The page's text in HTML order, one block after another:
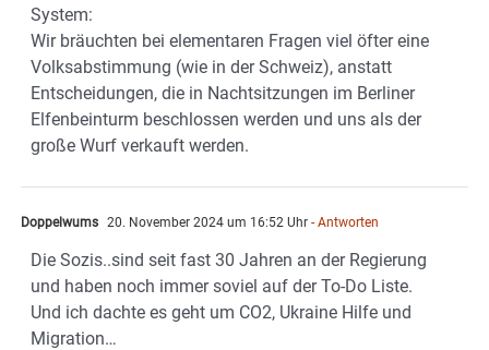
System:
Wir bräuchten bei elementaren Fragen viel öfter eine
Volksabstimmung (wie in der Schweiz), anstatt
Entscheidungen, die in Nachtsitzungen im Berliner
Elfenbeinturm beschlossen werden und uns als der
große Wurf verkauft werden.
Doppelwums 20. November 2024 um 16:52 Uhr - Antworten
Die Sozis..sind seit fast 30 Jahren an der Regierung
und haben noch immer soviel auf der To-Do Liste.
Und ich dachte es geht um CO2, Ukraine Hilfe und
Migration…